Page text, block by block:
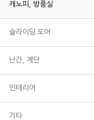
캐노피, 방풍실
슬라이딩 도어
난간, 계단
인테리어
기타